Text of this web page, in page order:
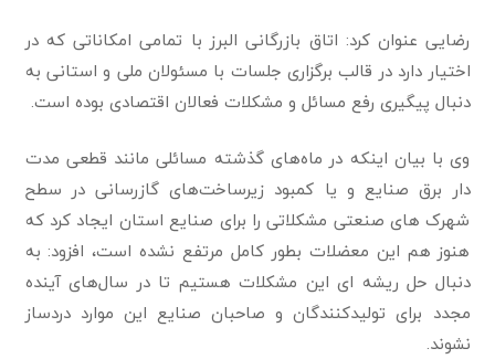
رضایی عنوان کرد: اتاق بازرگانی البرز با تمامی امکاناتی که در
اختیار دارد در قالب برگزاری جلسات با مسئولان ملی و استانی به
دنبال پیگیری رفع مسائل و مشکلات فعالان اقتصادی بوده است.
وی با بیان اینکه در ماه‌های گذشته مسائلی مانند قطعی مدت
دار برق صنایع و یا کمبود زیرساخت‌های گازرسانی در سطح
شهرک های صنعتی مشکلاتی را برای صنایع استان ایجاد کرد که
هنوز هم این معضلات بطور کامل مرتفع نشده است، افزود: به
دنبال حل ریشه ای این مشکلات هستیم تا در سال‌های آینده
مجدد برای تولیدکنندگان و صاحبان صنایع این موارد دردساز
نشوند‌.